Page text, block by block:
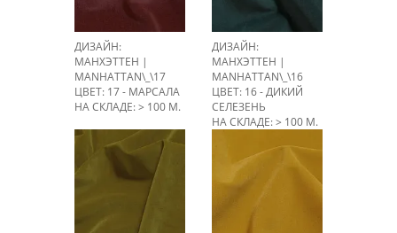
ДИЗАЙН:
МАНХЭТТЕН |
MANHATTAN\_\17
ЦВЕТ: 17 - МАРСАЛА
НА СКЛАДЕ: > 100 М.
ДИЗАЙН:
МАНХЭТТЕН |
MANHATTAN\_\16
ЦВЕТ: 16 - ДИКИЙ
СЕЛЕЗЕНЬ
НА СКЛАДЕ: > 100 М.